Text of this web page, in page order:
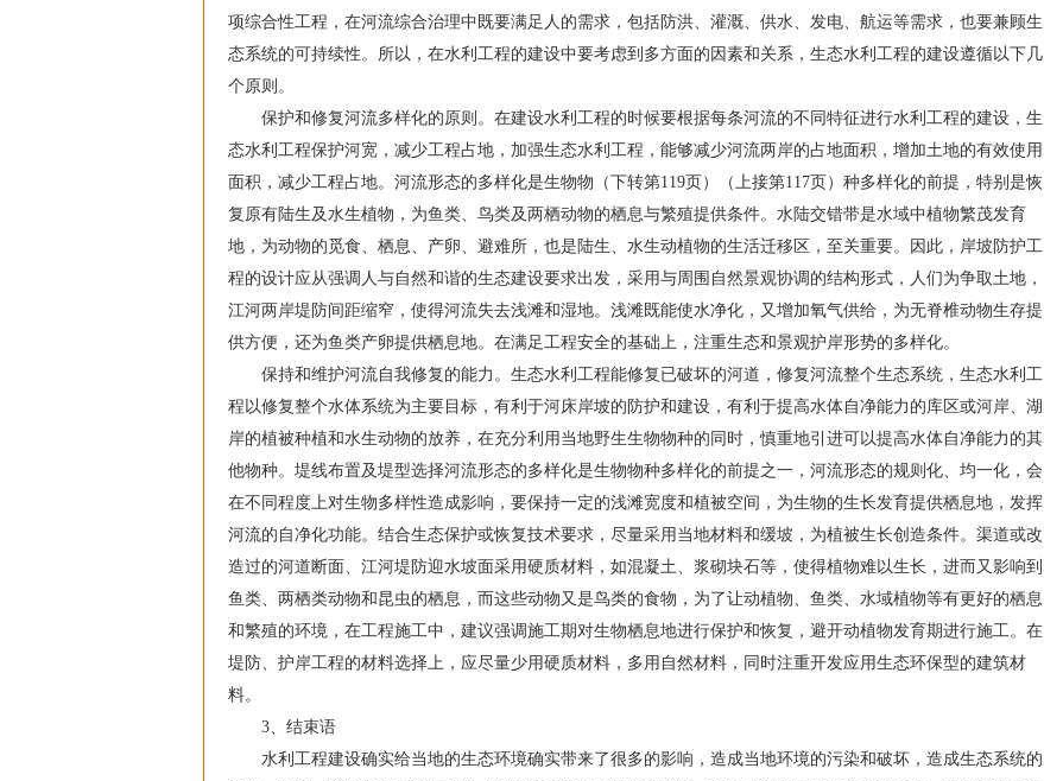
项综合性工程，在河流综合治理中既要满足人的需求，包括防洪、灌溉、供水、发电、航运等需求，也要兼顾生
态系统的可持续性。所以，在水利工程的建设中要考虑到多方面的因素和关系，生态水利工程的建设遵循以下几
个原则。
保护和修复河流多样化的原则。在建设水利工程的时候要根据每条河流的不同特征进行水利工程的建设，生
态水利工程保护河宽，减少工程占地，加强生态水利工程，能够减少河流两岸的占地面积，增加土地的有效使用
面积，减少工程占地。河流形态的多样化是生物物（下转第119页）（上接第117页）种多样化的前提，特别是恢
复原有陆生及水生植物，为鱼类、鸟类及两栖动物的栖息与繁殖提供条件。水陆交错带是水域中植物繁茂发育
地，为动物的觅食、栖息、产卵、避难所，也是陆生、水生动植物的生活迁移区，至关重要。因此，岸坡防护工
程的设计应从强调人与自然和谐的生态建设要求出发，采用与周围自然景观协调的结构形式，人们为争取土地，
江河两岸堤防间距缩窄，使得河流失去浅滩和湿地。浅滩既能使水净化，又增加氧气供给，为无脊椎动物生存提
供方便，还为鱼类产卵提供栖息地。在满足工程安全的基础上，注重生态和景观护岸形势的多样化。
保持和维护河流自我修复的能力。生态水利工程能修复已破坏的河道，修复河流整个生态系统，生态水利工
程以修复整个水体系统为主要目标，有利于河床岸坡的防护和建设，有利于提高水体自净能力的库区或河岸、湖
岸的植被种植和水生动物的放养，在充分利用当地野生生物物种的同时，慎重地引进可以提高水体自净能力的其
他物种。堤线布置及堤型选择河流形态的多样化是生物物种多样化的前提之一，河流形态的规则化、均一化，会
在不同程度上对生物多样性造成影响，要保持一定的浅滩宽度和植被空间，为生物的生长发育提供栖息地，发挥
河流的自净化功能。结合生态保护或恢复技术要求，尽量采用当地材料和缓坡，为植被生长创造条件。渠道或改
造过的河道断面、江河堤防迎水坡面采用硬质材料，如混凝土、浆砌块石等，使得植物难以生长，进而又影响到
鱼类、两栖类动物和昆虫的栖息，而这些动物又是鸟类的食物，为了让动植物、鱼类、水域植物等有更好的栖息
和繁殖的环境，在工程施工中，建议强调施工期对生物栖息地进行保护和恢复，避开动植物发育期进行施工。在
堤防、护岸工程的材料选择上，应尽量少用硬质材料，多用自然材料，同时注重开发应用生态环保型的建筑材
料。
3、结束语
水利工程建设确实给当地的生态环境确实带来了很多的影响，造成当地环境的污染和破坏，造成生态系统的